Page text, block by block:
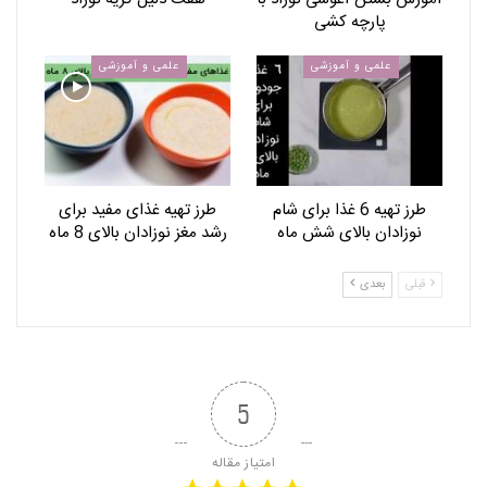
پارچه کشی
علمی و آموزشی
طرز تهیه 6 غذا برای شام
نوزادان بالای شش ماه
علمی و آموزشی
طرز تهیه غذای مفید برای
رشد مغز نوزادان بالای 8 ماه
قبلی بعدی
5
امتیاز مقاله